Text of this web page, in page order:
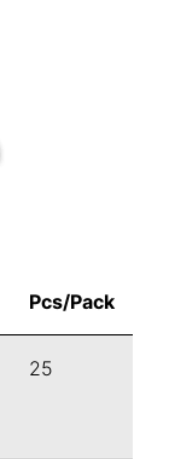
Pcs/Pack
25